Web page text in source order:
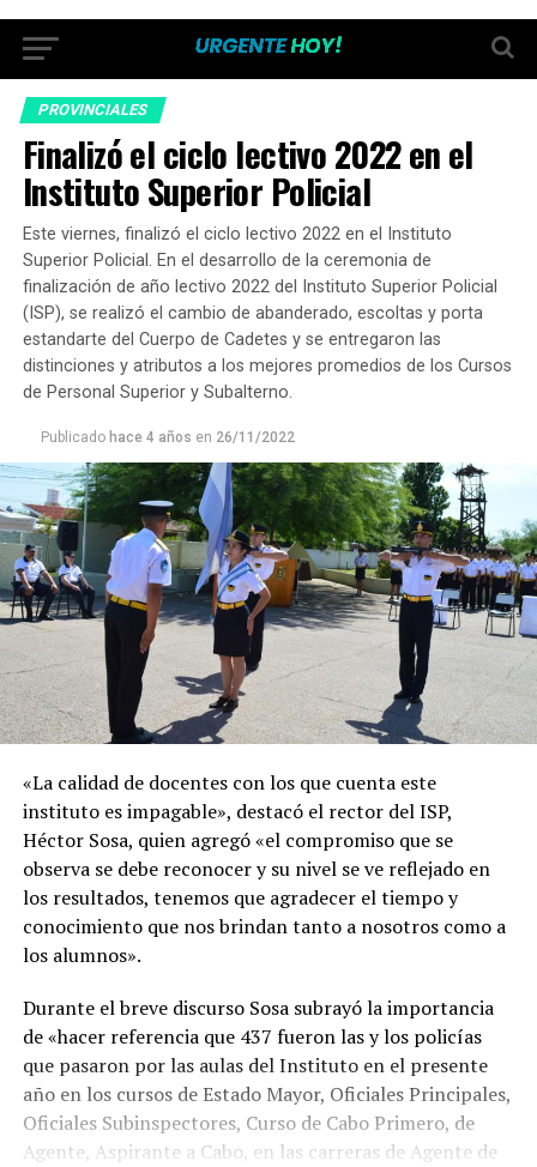
PROVINCIALES
Finalizó el ciclo lectivo 2022 en el
Instituto Superior Policial
Este viernes, finalizó el ciclo lectivo 2022 en el Instituto
Superior Policial. En el desarrollo de la ceremonia de
finalización de año lectivo 2022 del Instituto Superior Policial
(ISP), se realizó el cambio de abanderado, escoltas y porta
estandarte del Cuerpo de Cadetes y se entregaron las
distinciones y atributos a los mejores promedios de los Cursos
de Personal Superior y Subalterno.
Publicado hace 4 años en 26/11/2022
«La calidad de docentes con los que cuenta este
instituto es impagable», destacó el rector del ISP,
Héctor Sosa, quien agregó «el compromiso que se
observa se debe reconocer y su nivel se ve reflejado en
los resultados, tenemos que agradecer el tiempo y
conocimiento que nos brindan tanto a nosotros como a
los alumnos».
Durante el breve discurso Sosa subrayó la importancia
de «hacer referencia que 437 fueron las y los policías
que pasaron por las aulas del Instituto en el presente
año en los cursos de Estado Mayor, Oficiales Principales,
Oficiales Subinspectores, Curso de Cabo Primero, de
Agente, Aspirante a Cabo, en las carreras de Agente de